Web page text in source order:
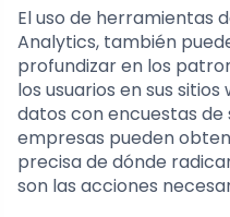
El uso de herramientas
Analytics, también
profundizar en los
los usuarios en sus
datos con encuestas
empresas pueden
precisa de dónde
son las acciones